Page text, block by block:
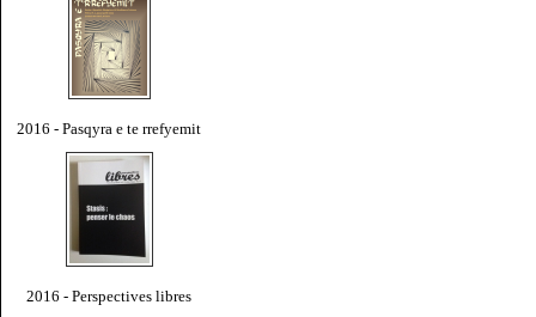
2016 - Pasqyra e te rrefyemit
2016 - Perspectives libres